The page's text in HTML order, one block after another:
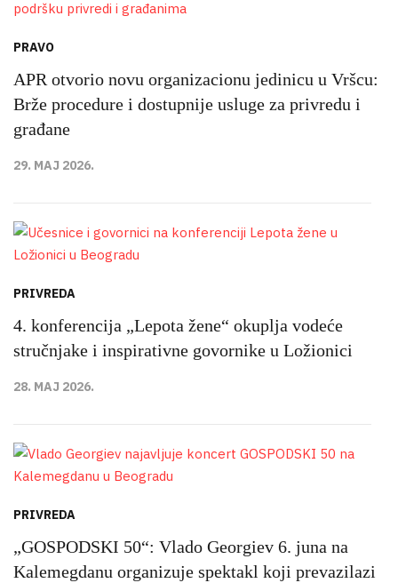
PRAVO
APR otvorio novu organizacionu jedinicu u Vršcu:
Brže procedure i dostupnije usluge za privredu i
građane
29. MAJ 2026.
PRIVREDA
4. konferencija „Lepota žene“ okuplja vodeće
stručnjake i inspirativne govornike u Ložionici
28. MAJ 2026.
PRIVREDA
„GOSPODSKI 50“: Vlado Georgiev 6. juna na
Kalemegdanu organizuje spektakl koji prevazilazi